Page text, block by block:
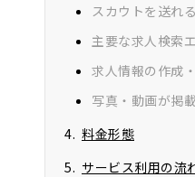
スカウトを送れる
主要な求人検索
求人情報の作成
写真・動画が掲
料金形態
サービス利用の流